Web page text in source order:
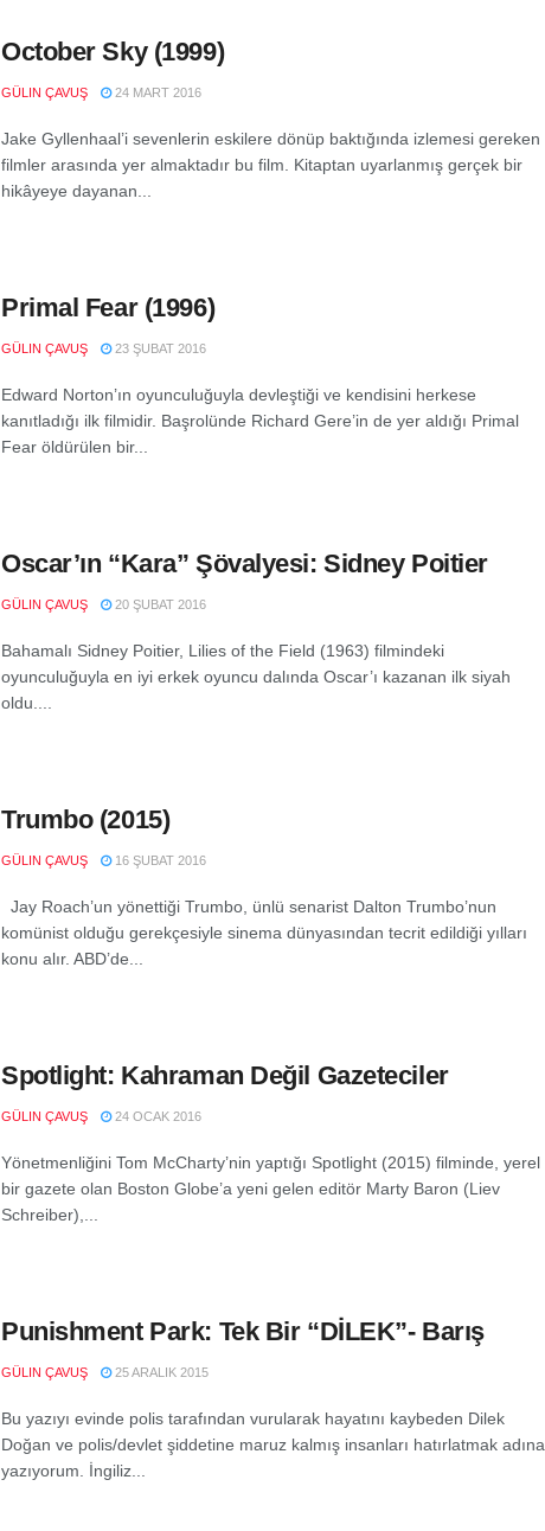
October Sky (1999)
GÜLIN ÇAVUŞ 24 MART 2016
Jake Gyllenhaal’i sevenlerin eskilere dönüp baktığında izlemesi gereken
filmler arasında yer almaktadır bu film. Kitaptan uyarlanmış gerçek bir
hikâyeye dayanan...
Primal Fear (1996)
GÜLIN ÇAVUŞ 23 ŞUBAT 2016
Edward Norton’ın oyunculuğuyla devleştiği ve kendisini herkese
kanıtladığı ilk filmidir. Başrolünde Richard Gere’in de yer aldığı Primal
Fear öldürülen bir...
Oscar’ın “Kara” Şövalyesi: Sidney Poitier
GÜLIN ÇAVUŞ 20 ŞUBAT 2016
Bahamalı Sidney Poitier, Lilies of the Field (1963) filmindeki
oyunculuğuyla en iyi erkek oyuncu dalında Oscar’ı kazanan ilk siyah
oldu....
Trumbo (2015)
GÜLIN ÇAVUŞ 16 ŞUBAT 2016
Jay Roach’un yönettiği Trumbo, ünlü senarist Dalton Trumbo’nun
komünist olduğu gerekçesiyle sinema dünyasından tecrit edildiği yılları
konu alır. ABD’de...
Spotlight: Kahraman Değil Gazeteciler
GÜLIN ÇAVUŞ 24 OCAK 2016
Yönetmenliğini Tom McCharty’nin yaptığı Spotlight (2015) filminde, yerel
bir gazete olan Boston Globe’a yeni gelen editör Marty Baron (Liev
Schreiber),...
Punishment Park: Tek Bir “DİLEK”- Barış
GÜLIN ÇAVUŞ 25 ARALIK 2015
Bu yazıyı evinde polis tarafından vurularak hayatını kaybeden Dilek
Doğan ve polis/devlet şiddetine maruz kalmış insanları hatırlatmak adına
yazıyorum. İngiliz...